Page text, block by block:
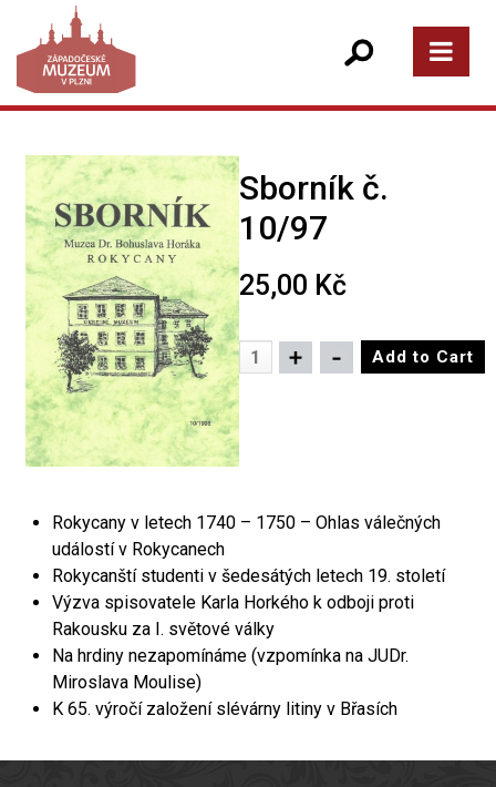
Sborník č.
10/97
25,00 Kč
Rokycany v letech 1740 – 1750 – Ohlas válečných
událostí v Rokycanech
Rokycanští studenti v šedesátých letech 19. století
Výzva spisovatele Karla Horkého k odboji proti
Rakousku za I. světové války
Na hrdiny nezapomínáme (vzpomínka na JUDr.
Miroslava Moulise)
K 65. výročí založení slévárny litiny v Břasích